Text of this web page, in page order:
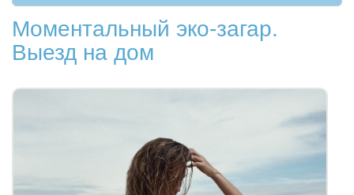
Моментальный эко-загар.
Выезд на дом